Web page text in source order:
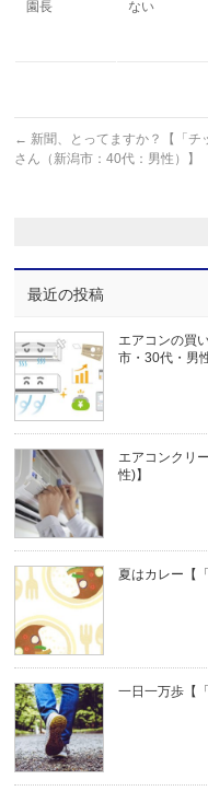
園長 ない
← 新聞、とってますか？【「チ
さん（新潟市：40代：男性）】
最近の投稿
エアコンの買
市・30代・男
エアコンクリ
性)】
夏はカレー【
一日一万歩【